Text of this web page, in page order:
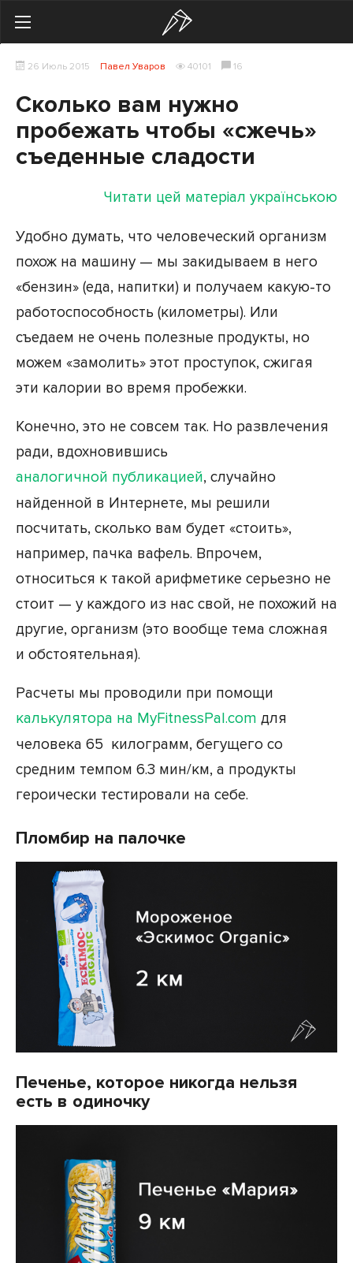
Начинающим
Питание
Женщинам
26 Июль 2015 Павел Уваров 40101 16
Сколько вам нужно
пробежать чтобы «сжечь»
съеденные сладости
Читати цей матеріал українською
Удобно думать, что человеческий организм
похож на машину — мы закидываем в него
«бензин» (еда, напитки) и получаем какую-то
работоспособность (километры). Или
съедаем не очень полезные продукты, но
можем «замолить» этот проступок, сжигая
эти калории во время пробежки.
Конечно, это не совсем так. Но развлечения
ради, вдохновившись
аналогичной публикацией, случайно
найденной в Интернете, мы решили
посчитать, сколько вам будет «стоить»,
например, пачка вафель. Впрочем,
относиться к такой арифметике серьезно не
стоит — у каждого из нас свой, не похожий на
другие, организм (это вообще тема сложная
и обстоятельная).
Расчеты мы проводили при помощи
калькулятора на MyFitnessPal.com для
человека 65 килограмм, бегущего со
средним темпом 6.3 мин/км, а продукты
героически тестировали на себе.
Пломбир на палочке
Печенье, которое никогда нельзя
есть в одиночку